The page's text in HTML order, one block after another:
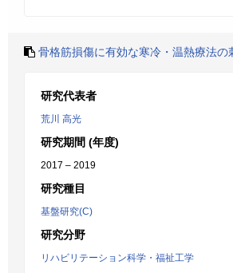
骨格筋損傷に有効な寒冷・温熱療法の
研究代表者
荒川 高光
研究期間 (年度)
2017 – 2019
研究種目
基盤研究(C)
研究分野
リハビリテーション科学・福祉工学